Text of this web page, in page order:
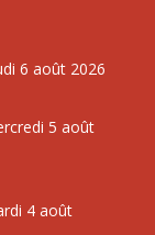
6 août 2026
5 août
4 août